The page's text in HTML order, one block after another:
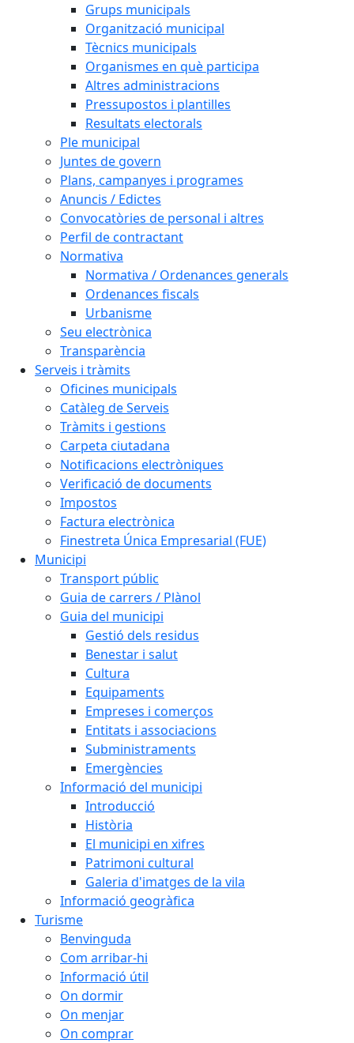
Grups municipals
Organització municipal
Tècnics municipals
Organismes en què participa
Altres administracions
Pressupostos i plantilles
Resultats electorals
Ple municipal
Juntes de govern
Plans, campanyes i programes
Anuncis / Edictes
Convocatòries de personal i altres
Perfil de contractant
Normativa
Normativa / Ordenances generals
Ordenances fiscals
Urbanisme
Seu electrònica
Transparència
Serveis i tràmits
Oficines municipals
Catàleg de Serveis
Tràmits i gestions
Carpeta ciutadana
Notificacions electròniques
Verificació de documents
Impostos
Factura electrònica
Finestreta Única Empresarial (FUE)
Municipi
Transport públic
Guia de carrers / Plànol
Guia del municipi
Gestió dels residus
Benestar i salut
Cultura
Equipaments
Empreses i comerços
Entitats i associacions
Subministraments
Emergències
Informació del municipi
Introducció
Història
El municipi en xifres
Patrimoni cultural
Galeria d'imatges de la vila
Informació geogràfica
Turisme
Benvinguda
Com arribar-hi
Informació útil
On dormir
On menjar
On comprar